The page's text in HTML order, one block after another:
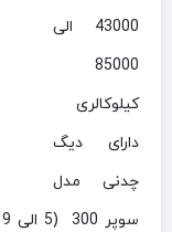
43000 الی
85000
کیلوکالری
دارای دیگ
چدنی مدل